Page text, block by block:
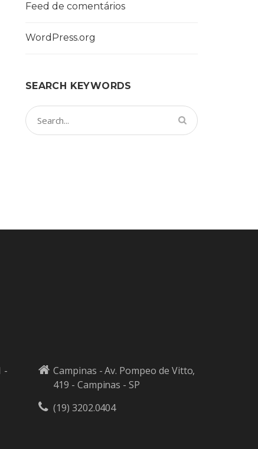
Feed de comentários
WordPress.org
SEARCH KEYWORDS
-
Campinas - Av. Pompeo de Vitto,
419 - Campinas - SP
(19) 3202.0404